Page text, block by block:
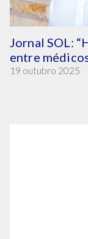
Jornal SOL:
entre
19 outubro 2025